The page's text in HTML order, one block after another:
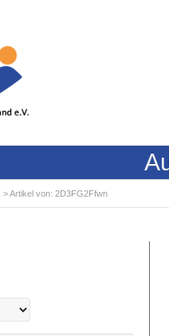
> Artikel von: 2D3FG2Ffwn